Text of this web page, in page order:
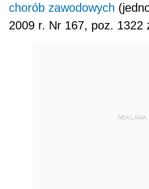
chorób zawodowych
2009 r. Nr 167, poz. 1322
REKLAMA